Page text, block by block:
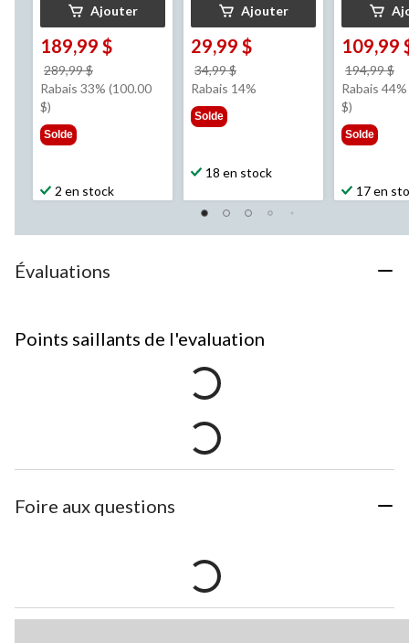
Ajouter
189,99 $
289,99 $
était
Rabais 33% (100.00
$)
Solde
2 en stock
Ajouter
29,99 $
34,99 $
était
Rabais 14%
Solde
18 en stock
109,99
194,99 $
Rabais
$)
Solde
17 en
Évaluations
Points saillants de l'evaluation
Foire aux questions